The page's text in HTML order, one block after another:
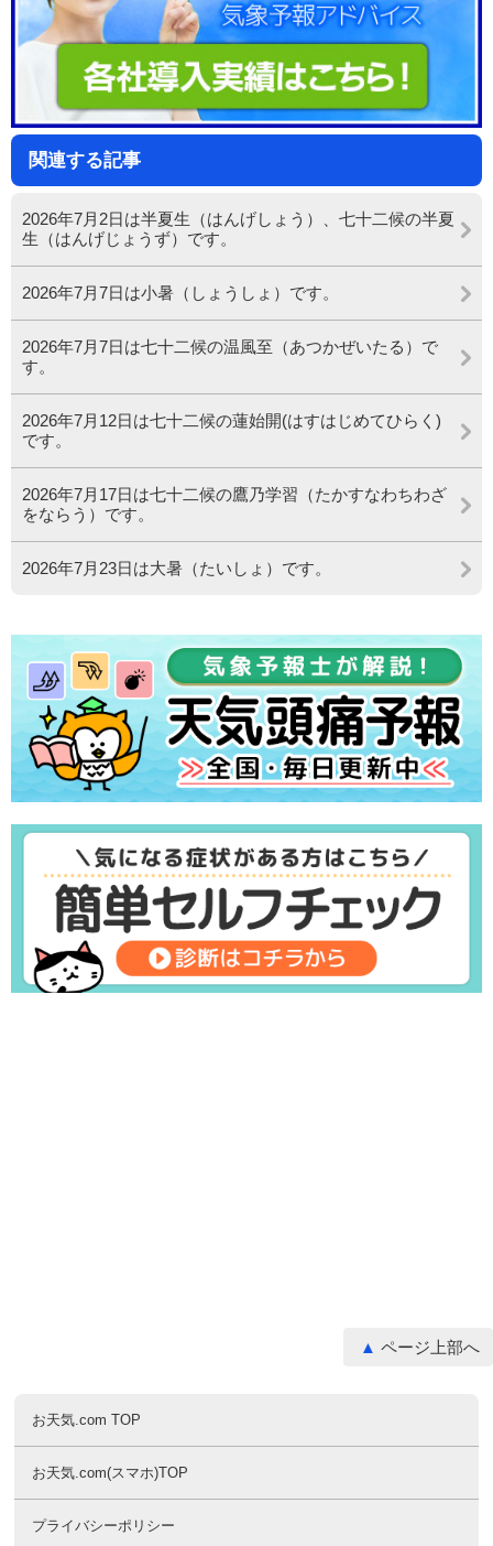
関連する記事
2026年7月2日は半夏生（はんげしょう）、七十二候の半夏
生（はんげじょうず）です。
2026年7月7日は小暑（しょうしょ）です。
2026年7月7日は七十二候の温風至（あつかぜいたる）で
す。
2026年7月12日は七十二候の蓮始開(はすはじめてひらく)
です。
2026年7月17日は七十二候の鷹乃学習（たかすなわちわざ
をならう）です。
2026年7月23日は大暑（たいしょ）です。
ページ上部へ
お天気.com TOP
お天気.com(スマホ)TOP
プライバシーポリシー